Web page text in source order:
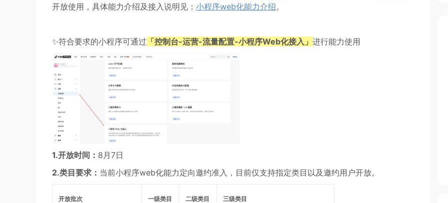
开放使用，具体能力介绍及接入说明见： 小程序web化能力介绍。
✨符合要求的小程序可通过 「控制台-运营-流量配置-小程序Web化接入」 进行能力使用
1.开放时间： 8月7日
2.类目要求： 当前小程序web化能力定向邀约准入，目前仅支持指定类目以及邀约用户开放。
开放批次 一级类目 二级类目 三级类目